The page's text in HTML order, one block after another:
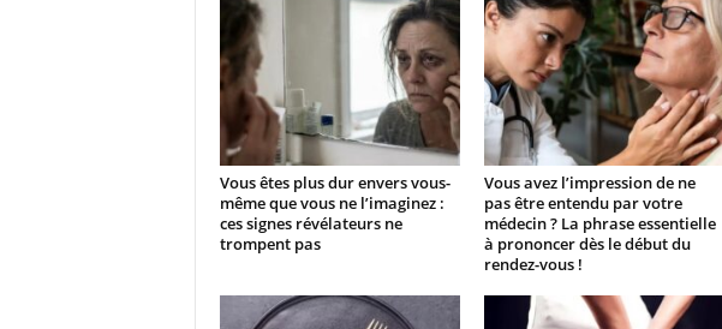
Vous êtes plus dur envers vous-
même que vous ne l’imaginez :
ces signes révélateurs ne
trompent pas
Vous avez l’impression de ne
pas être entendu par votre
médecin ? La phrase essentielle
à prononcer dès le début du
rendez-vous !